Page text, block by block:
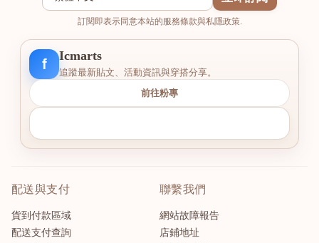
訂閱即表示同意本站的服務條款與私隱政策.
f
Icmarts
追蹤最新貼文、活動資訊與穿搭分享。
前往粉專
配送與支付
貨到付款區域
配送支付查詢
聯繫我們
網站故障報告
店鋪地址